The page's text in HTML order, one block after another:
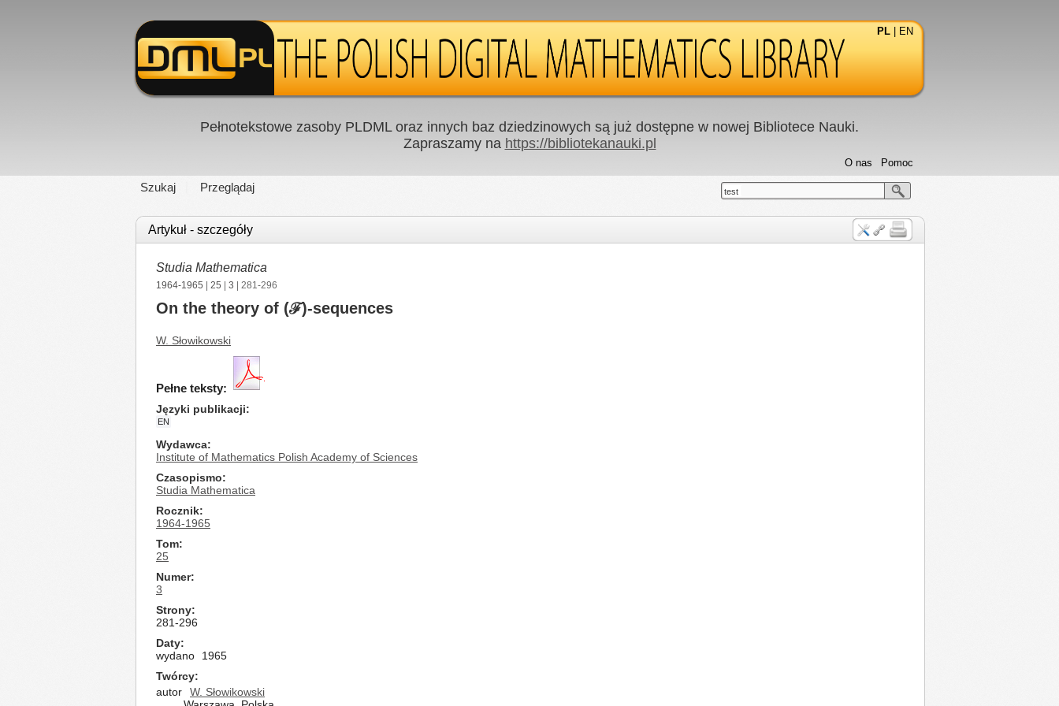
PL EN
Pełnotekstowe zasoby PLDML oraz innych baz dziedzinowych są już dostępne w nowej Bibliotece Nauki.
Zapraszamy na https://bibliotekanauki.pl
Szukaj Przeglądaj
Pomoc
O nas
test
Artykuł - szczegóły
Studia Mathematica
1964-1965 25 3 | 281-296
On the theory of (ℱ)-sequences
W. Słowikowski
Pełne teksty:
Języki publikacji
EN
Wydawca
Institute of Mathematics Polish Academy of Sciences
Czasopismo
Studia Mathematica
Rocznik
1964-1965
Tom
25
Numer
3
Strony
281-296
Daty
wydano
1965
Twórcy
autor
W. Słowikowski